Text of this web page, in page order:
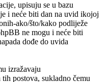
upisuju se u bazu
i neće biti dan na uvid ikojoj
ako/što/kako podliježe
ne mogu i neće biti
dođe do uvida
izražavaju
postova, sukladno čemu